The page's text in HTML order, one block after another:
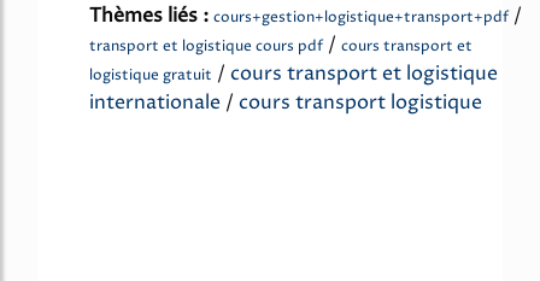
Thèmes liés : cours+gestion+logistique+transport+pdf/
transport et logistique cours pdf/ cours transport et
logistique gratuit / cours transport et logistique
internationale / cours transport logistique